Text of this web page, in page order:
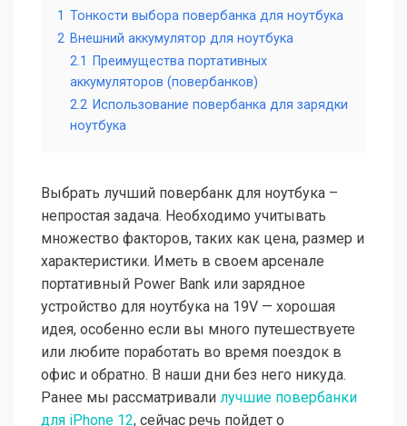
1 Тонкости выбора повербанка для ноутбука
2 Внешний аккумулятор для ноутбука
2.1
Преимущества портативных
аккумуляторов (повербанков)
2.2 Использование повербанка для зарядки
ноутбука
Выбрать лучший повербанк для ноутбука –
непростая задача. Необходимо учитывать
множество факторов, таких как цена, размер и
характеристики. Иметь в своем арсенале
портативный Power Bank или зарядное
устройство для ноутбука на 19V — хорошая
идея, особенно если вы много путешествуете
или любите поработать во время поездок в
офис и обратно. В наши дни без него никуда.
Ранее мы рассматривали лучшие повербанки
для iPhone 12, сейчас речь пойдет о